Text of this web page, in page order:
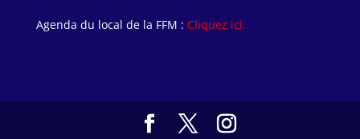
Agenda du local de la FFM : Cliquez ici.